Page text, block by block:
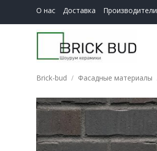
О нас Доставка Производители
Brick-bud Фасадные материалы